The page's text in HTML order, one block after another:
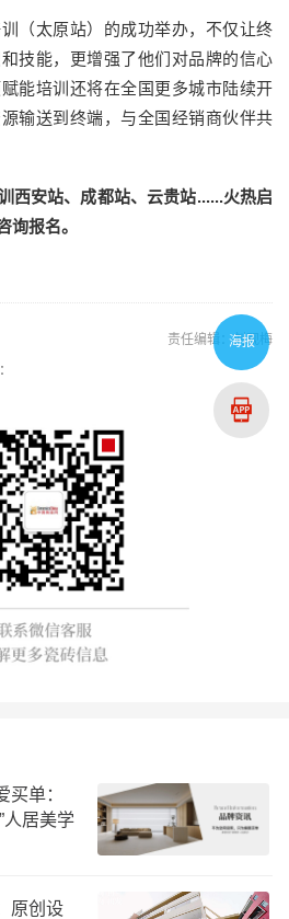
（太原站）的成功举办，不仅让终
技能，更增强了他们对品牌的信心
能培训还将在全国更多城市陆续开
输送到终端，与全国经销商伙伴共
西安站、成都站、云贵站......火热启
询报名。
责任编辑：刘观梅
单：
人居美学
原创设
海报